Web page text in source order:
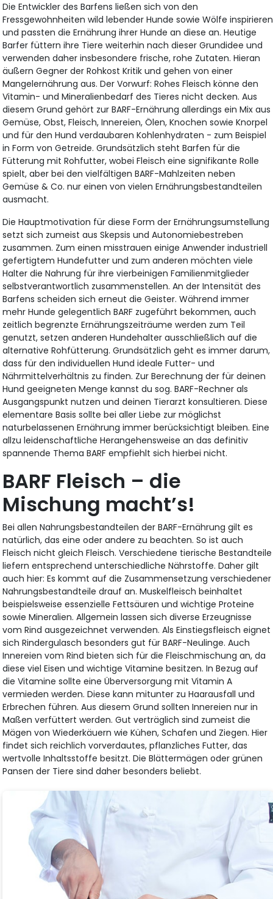
Die Entwickler des Barfens ließen sich von den
Fressgewohnheiten wild lebender Hunde sowie Wölfe inspirieren
und passten die Ernährung ihrer Hunde an diese an. Heutige
Barfer füttern ihre Tiere weiterhin nach dieser Grundidee und
verwenden daher insbesondere frische, rohe Zutaten. Hieran
äußern Gegner der Rohkost Kritik und gehen von einer
Mangelernährung aus. Der Vorwurf: Rohes Fleisch könne den
Vitamin- und Mineralienbedarf des Tieres nicht decken. Aus
diesem Grund gehört zur BARF-Ernährung allerdings ein Mix aus
Gemüse, Obst, Fleisch, Innereien, Ölen, Knochen sowie Knorpel
und für den Hund verdaubaren Kohlenhydraten - zum Beispiel
in Form von Getreide. Grundsätzlich steht Barfen für die
Fütterung mit Rohfutter, wobei Fleisch eine signifikante Rolle
spielt, aber bei den vielfältigen BARF-Mahlzeiten neben
Gemüse & Co. nur einen von vielen Ernährungsbestandteilen
ausmacht.
Die Hauptmotivation für diese Form der Ernährungsumstellung
setzt sich zumeist aus Skepsis und Autonomiebestreben
zusammen. Zum einen misstrauen einige Anwender industriell
gefertigtem Hundefutter und zum anderen möchten viele
Halter die Nahrung für ihre vierbeinigen Familienmitglieder
selbstverantwortlich zusammenstellen. An der Intensität des
Barfens scheiden sich erneut die Geister. Während immer
mehr Hunde gelegentlich BARF zugeführt bekommen, auch
zeitlich begrenzte Ernährungszeiträume werden zum Teil
genutzt, setzen anderen Hundehalter ausschließlich auf die
alternative Rohfütterung. Grundsätzlich geht es immer darum,
dass für den individuellen Hund ideale Futter- und
Nährmittelverhältnis zu finden. Zur Berechnung der für deinen
Hund geeigneten Menge kannst du sog. BARF-Rechner als
Ausgangspunkt nutzen und deinen Tierarzt konsultieren. Diese
elementare Basis sollte bei aller Liebe zur möglichst
naturbelassenen Ernährung immer berücksichtigt bleiben. Eine
allzu leidenschaftliche Herangehensweise an das definitiv
spannende Thema BARF empfiehlt sich hierbei nicht.
BARF Fleisch – die
Mischung macht’s!
Bei allen Nahrungsbestandteilen der BARF-Ernährung gilt es
natürlich, das eine oder andere zu beachten. So ist auch
Fleisch nicht gleich Fleisch. Verschiedene tierische Bestandteile
liefern entsprechend unterschiedliche Nährstoffe. Daher gilt
auch hier: Es kommt auf die Zusammensetzung verschiedener
Nahrungsbestandteile drauf an. Muskelfleisch beinhaltet
beispielsweise essenzielle Fettsäuren und wichtige Proteine
sowie Mineralien. Allgemein lassen sich diverse Erzeugnisse
vom Rind ausgezeichnet verwenden. Als Einstiegsfleisch eignet
sich Rindergulasch besonders gut für BARF-Neulinge. Auch
Innereien vom Rind bieten sich für die Fleischmischung an, da
diese viel Eisen und wichtige Vitamine besitzen. In Bezug auf
die Vitamine sollte eine Überversorgung mit Vitamin A
vermieden werden. Diese kann mitunter zu Haarausfall und
Erbrechen führen. Aus diesem Grund sollten Innereien nur in
Maßen verfüttert werden. Gut verträglich sind zumeist die
Mägen von Wiederkäuern wie Kühen, Schafen und Ziegen. Hier
findet sich reichlich vorverdautes, pflanzliches Futter, das
wertvolle Inhaltsstoffe besitzt. Die Blättermägen oder grünen
Pansen der Tiere sind daher besonders beliebt.